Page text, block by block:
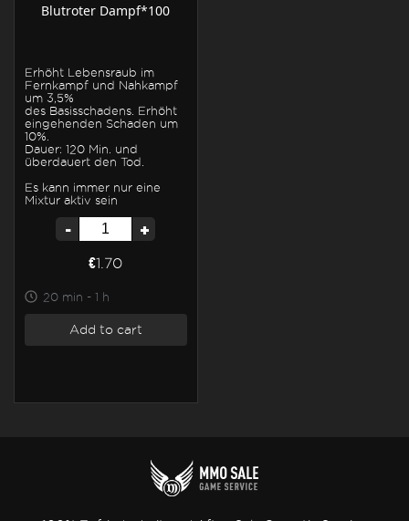
Blutroter Dampf*100
Erhöht Lebensraub im
Fernkampf und Nahkampf
um 3,5%
des Basisschadens. Erhöht
eingehenden Schaden um
10%.
Dauer: 120 Min. und
überdauert den Tod.
Es kann immer nur eine
Mixtur aktiv sein
- +
€1.70
20 min - 1 h
Add to cart